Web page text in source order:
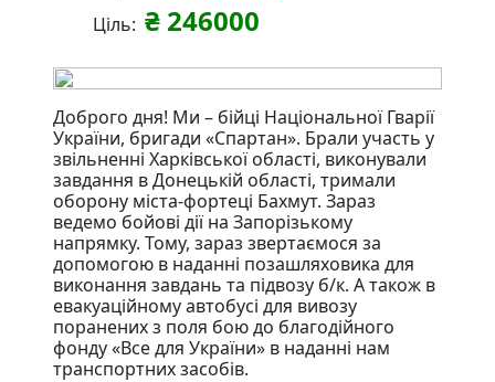
Ціль: ₴ 246000
Доброго дня! Ми – бійці Національної Гварії
України, бригади «Спартан». Брали участь у
звільненні Харківської області, виконували
завдання в Донецькій області, тримали
оборону міста-фортеці Бахмут. Зараз
ведемо бойові дії на Запорізькому
напрямку. Тому, зараз звертаємося за
допомогою в наданні позашляховика для
виконання завдань та підвозу б/к. А також в
евакуаційному автобусі для вивозу
поранених з поля бою до благодійного
фонду «Все для України» в наданні нам
транспортних засобів.